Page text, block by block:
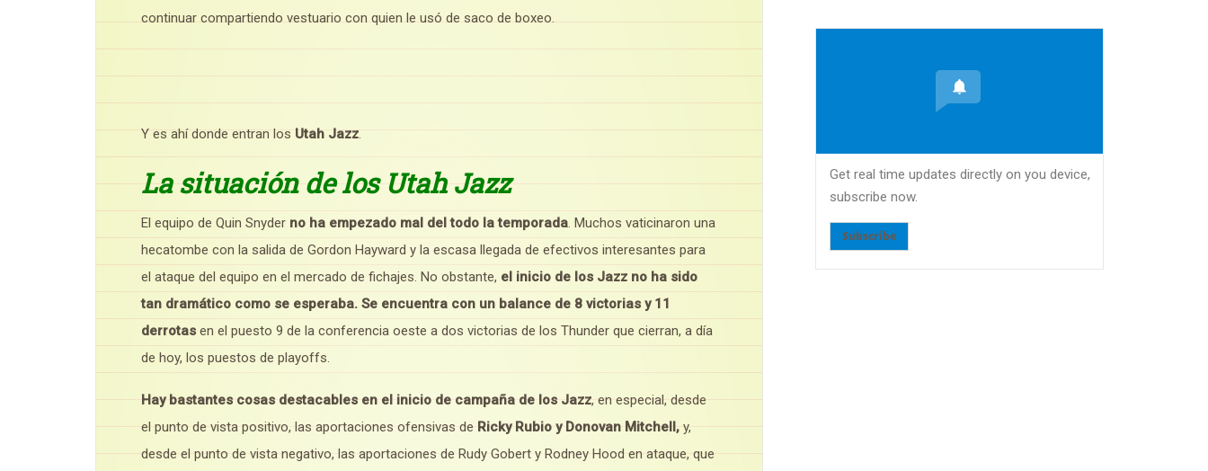
continuar compartiendo vestuario con quien le usó de saco de boxeo.
Y es ahí donde entran los Utah Jazz.
La situación de los Utah Jazz
El equipo de Quin Snyder no ha empezado mal del todo la temporada. Muchos vaticinaron una
hecatombe con la salida de Gordon Hayward y la escasa llegada de efectivos interesantes para
el ataque del equipo en el mercado de fichajes. No obstante, el inicio de los Jazz no ha sido
tan dramático como se esperaba. Se encuentra con un balance de 8 victorias y 11
derrotas en el puesto 9 de la conferencia oeste a dos victorias de los Thunder que cierran, a día
de hoy, los puestos de playoffs.
Hay bastantes cosas destacables en el inicio de campaña de los Jazz, en especial, desde
el punto de vista positivo, las aportaciones ofensivas de Ricky Rubio y Donovan Mitchell, y,
desde el punto de vista negativo, las aportaciones de Rudy Gobert y Rodney Hood en ataque, que
Get real time updates directly on you device,
subscribe now.
Subscribe